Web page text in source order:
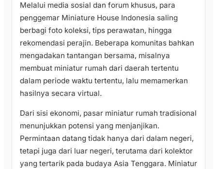
Melalui media sosial dan forum khusus, para
penggemar Miniature House Indonesia saling
berbagi foto koleksi, tips perawatan, hingga
rekomendasi perajin. Beberapa komunitas bahkan
mengadakan tantangan bersama, misalnya
membuat miniatur rumah dari daerah tertentu
dalam periode waktu tertentu, lalu memamerkan
hasilnya secara virtual.
Dari sisi ekonomi, pasar miniatur rumah tradisional
menunjukkan potensi yang menjanjikan.
Permintaan datang tidak hanya dari dalam negeri,
tetapi juga dari luar negeri, terutama dari kolektor
yang tertarik pada budaya Asia Tenggara. Miniatur